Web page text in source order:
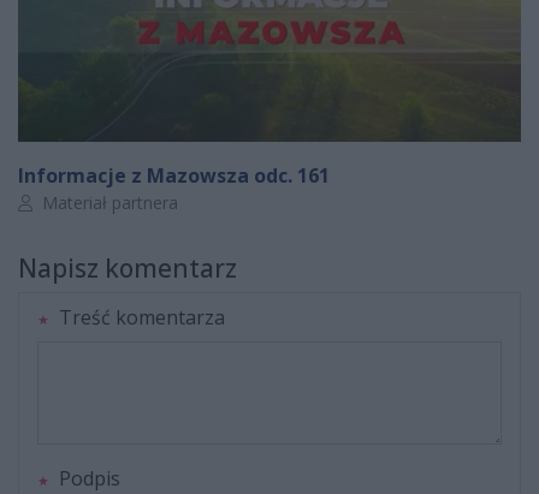
Informacje z Mazowsza odc. 161
Autor artykułu:
Materiał partnera
Napisz komentarz
Treść komentarza
Podpis